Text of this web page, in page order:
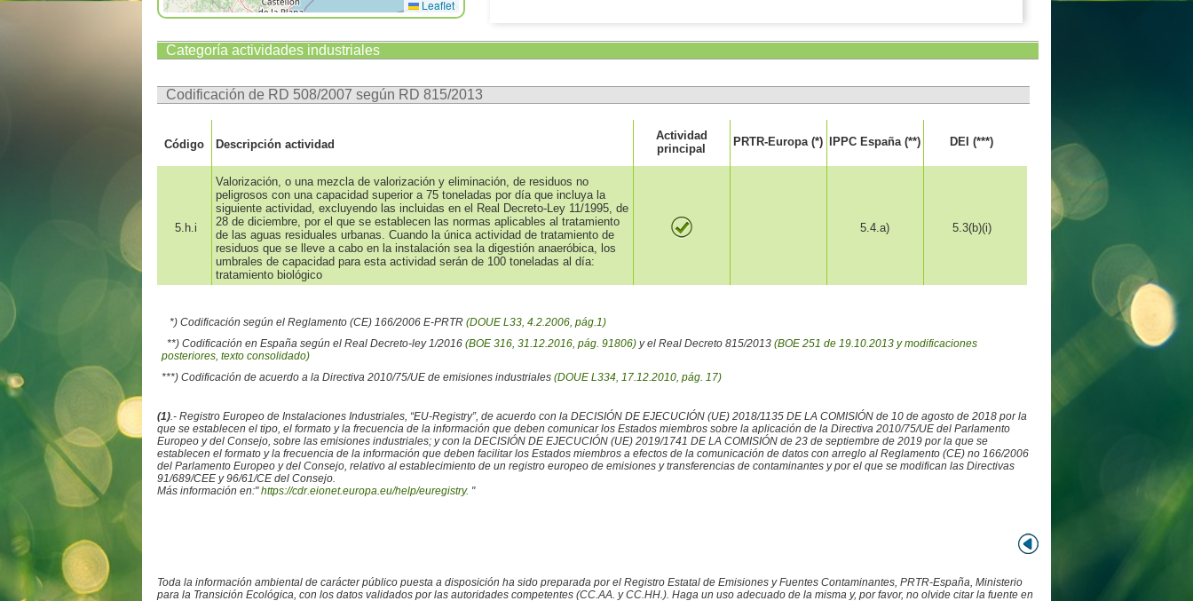
Leaflet
Categoría actividades industriales
Codificación de RD 508/2007 según RD 815/2013
Código Descripción actividad
Actividad
principal
PRTR-Europa (*) IPPC España (**) DEI (***)
5.h.i
Valorización, o una mezcla de valorización y eliminación, de residuos no
peligrosos con una capacidad superior a 75 toneladas por día que incluya la
siguiente actividad, excluyendo las incluidas en el Real Decreto-Ley 11/1995, de
28 de diciembre, por el que se establecen las normas aplicables al tratamiento
de las aguas residuales urbanas. Cuando la única actividad de tratamiento de
residuos que se lleve a cabo en la instalación sea la digestión anaeróbica, los
umbrales de capacidad para esta actividad serán de 100 toneladas al día:
tratamiento biológico
5.4.a) 5.3(b)(i)
*) Codificación según el Reglamento (CE) 166/2006 E-PRTR (DOUE L33, 4.2.2006, pág.1)
**) Codificación en España según el Real Decreto-ley 1/2016 (BOE 316, 31.12.2016, pág. 91806)y el Real Decreto 815/2013 (BOE 251 de 19.10.2013 y modificaciones
posteriores, texto consolidado)
***) Codificación de acuerdo a la Directiva 2010/75/UE de emisiones industriales (DOUE L334, 17.12.2010, pág. 17)
(1).- Registro Europeo de Instalaciones Industriales, “EU-Registry”, de acuerdo con la DECISIÓN DE EJECUCIÓN (UE) 2018/1135 DE LA COMISIÓN de 10 de agosto de 2018 por la
que se establecen el tipo, el formato y la frecuencia de la información que deben comunicar los Estados miembros sobre la aplicación de la Directiva 2010/75/UE del Parlamento
Europeo y del Consejo, sobre las emisiones industriales; y con la DECISIÓN DE EJECUCIÓN (UE) 2019/1741 DE LA COMISIÓN de 23 de septiembre de 2019 por la que se
establecen el formato y la frecuencia de la información que deben facilitar los Estados miembros a efectos de la comunicación de datos con arreglo al Reglamento (CE) no 166/2006
del Parlamento Europeo y del Consejo, relativo al establecimiento de un registro europeo de emisiones y transferencias de contaminantes y por el que se modifican las Directivas
91/689/CEE y 96/61/CE del Consejo.
Más información en:"https://cdr.eionet.europa.eu/help/euregistry. "
Toda la información ambiental de carácter público puesta a disposición ha sido preparada por el Registro Estatal de Emisiones y Fuentes Contaminantes, PRTR-España, Ministerio
para la Transición Ecológica, con los datos validados por las autoridades competentes (CC.AA. y CC.HH.). Haga un uso adecuado de la misma y, por favor, no olvide citar la fuente en